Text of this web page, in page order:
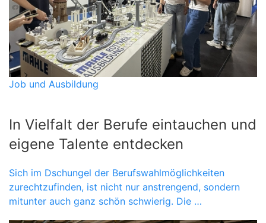
Job und Ausbildung
In Vielfalt der Berufe eintauchen und
eigene Talente entdecken
Sich im Dschungel der Berufswahlmöglichkeiten
zurechtzufinden, ist nicht nur anstrengend, sondern
mitunter auch ganz schön schwierig. Die …